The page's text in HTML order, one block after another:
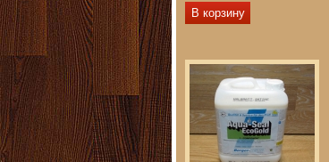
В корзину